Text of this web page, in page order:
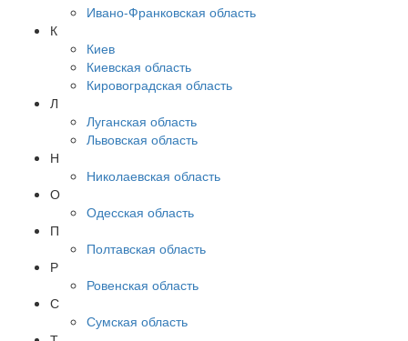
Ивано-Франковская область
К
Киев
Киевская область
Кировоградская область
Л
Луганская область
Львовская область
Н
Николаевская область
О
Одесская область
П
Полтавская область
Р
Ровенская область
С
Сумская область